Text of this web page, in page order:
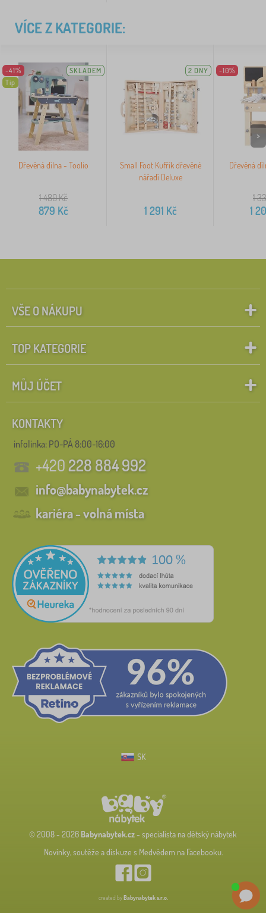
VÍCE Z KATEGORIE:
-41%
Tip
SKLADEM
Dřevěná dílna - Toolio
1 480Kč
879 Kč
2 DNY
Small Foot Kufřík dřevěné
nářadí Deluxe
1 291 Kč
-10%
Dřevěná
1
1
>
VŠE O NÁKUPU
TOP KATEGORIE
MŮJ ÚČET
KONTAKTY
infolinka: PO-PÁ 8:00-16:00
+420228 884 992
info@babynabytek.cz
kariéra - volná místa
SK
© 2008 - 2026 Babynabytek.cz- specialista na dětský nábytek
Novinky, soutěže a diskuze s Medvědem na Facebooku.
created by Babynabytek s.r.o.